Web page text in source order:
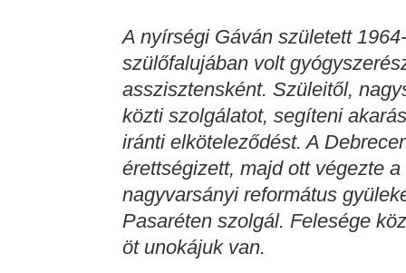
A nyírségi Gáván született
szülőfalujában volt
asszisztensként. Szüleitől,
közti szolgálatot, segíteni
iránti elköteleződést. A
érettségizett, majd ott végezte
nagyvarsányi református
Pasaréten szolgál. Felesége
öt unokájuk van.